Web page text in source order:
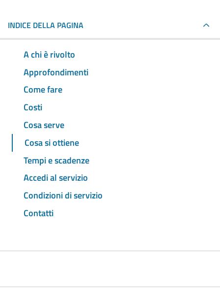
INDICE DELLA PAGINA
A chi è rivolto
Approfondimenti
Come fare
Costi
Cosa serve
Cosa si ottiene
Tempi e scadenze
Accedi al servizio
Condizioni di servizio
Contatti